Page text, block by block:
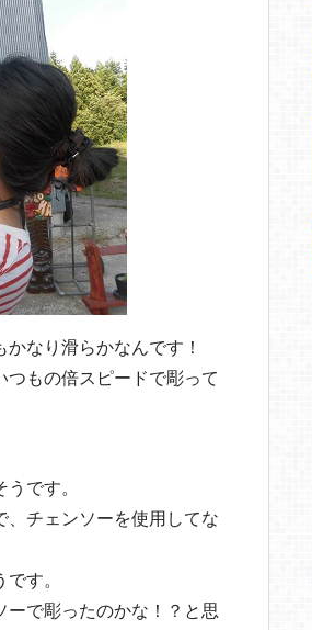
なり滑らかなんです！
もの倍スピードで彫って
です。
、チェンソーを使用してな
す。
ーで彫ったのかな！？と思